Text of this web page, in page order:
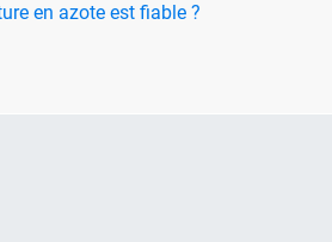
en azote est fiable ?